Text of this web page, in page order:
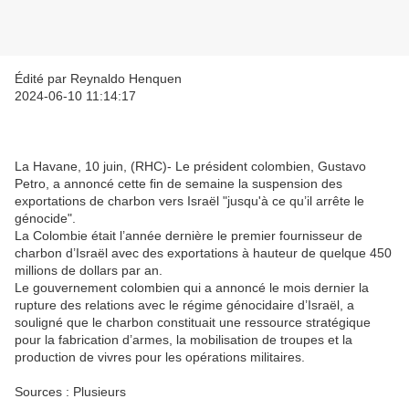
Édité par Reynaldo Henquen
2024-06-10 11:14:17
La Havane, 10 juin, (RHC)- Le président colombien, Gustavo
Petro, a annoncé cette fin de semaine la suspension des
exportations de charbon vers Israël "jusqu'à ce qu’il arrête le
génocide".
La Colombie était l’année dernière le premier fournisseur de
charbon d’Israël avec des exportations à hauteur de quelque 450
millions de dollars par an.
Le gouvernement colombien qui a annoncé le mois dernier la
rupture des relations avec le régime génocidaire d’Israël, a
souligné que le charbon constituait une ressource stratégique
pour la fabrication d’armes, la mobilisation de troupes et la
production de vivres pour les opérations militaires.
Sources : Plusieurs